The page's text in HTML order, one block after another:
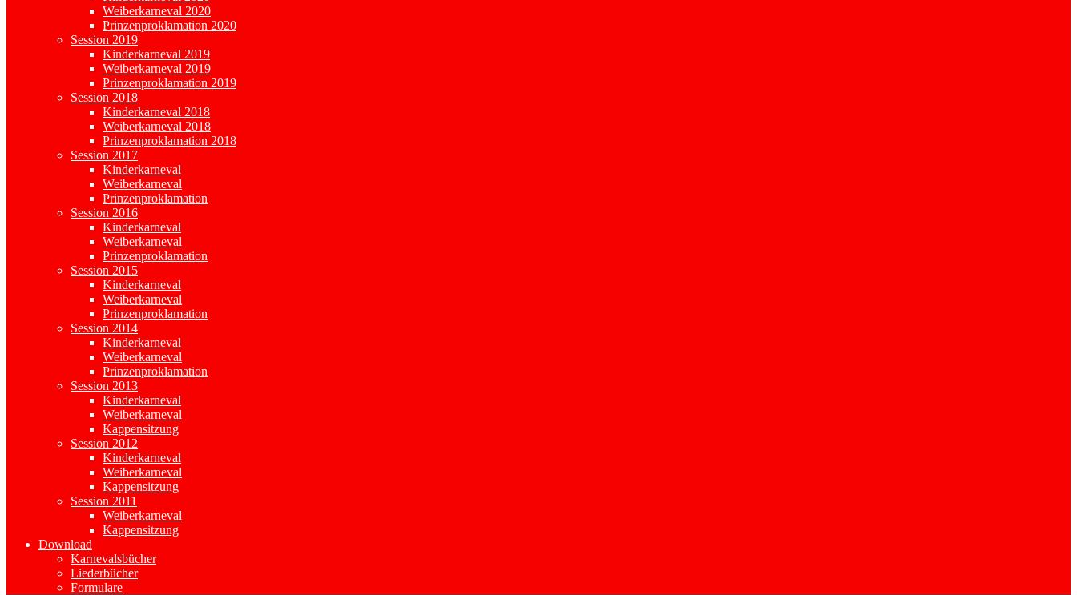
Weiberkarneval 2020
Prinzenproklamation 2020
Session 2019
Kinderkarneval 2019
Weiberkarneval 2019
Prinzenproklamation 2019
Session 2018
Kinderkarneval 2018
Weiberkarneval 2018
Prinzenproklamation 2018
Session 2017
Kinderkarneval
Weiberkarneval
Prinzenproklamation
Session 2016
Kinderkarneval
Weiberkarneval
Prinzenproklamation
Session 2015
Kinderkarneval
Weiberkarneval
Prinzenproklamation
Session 2014
Kinderkarneval
Weiberkarneval
Prinzenproklamation
Session 2013
Kinderkarneval
Weiberkarneval
Kappensitzung
Session 2012
Kinderkarneval
Weiberkarneval
Kappensitzung
Session 2011
Weiberkarneval
Kappensitzung
Download
Karnevalsbücher
Liederbücher
Formulare